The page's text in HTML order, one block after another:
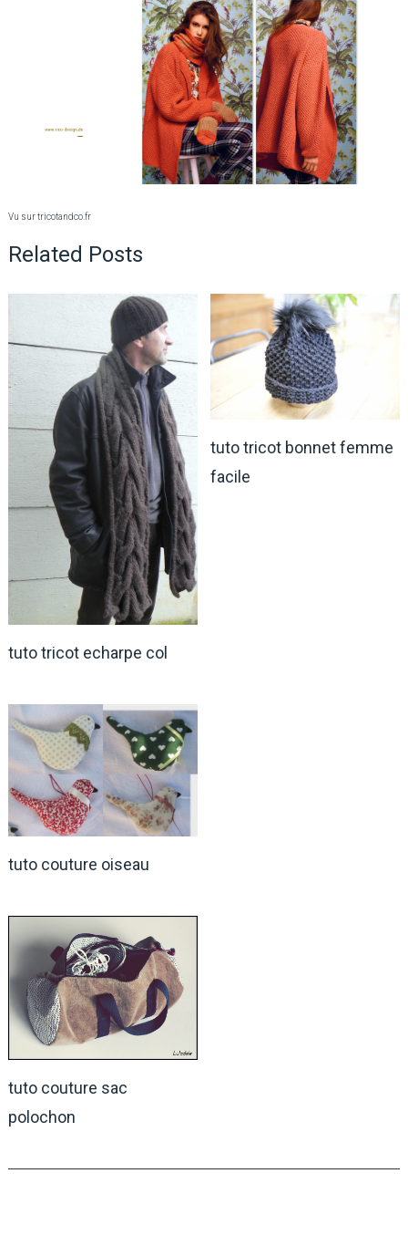
Vu sur tricotandco.fr
Related Posts
tuto tricot echarpe col
tuto tricot bonnet femme
facile
tuto couture oiseau
tuto couture sac
polochon